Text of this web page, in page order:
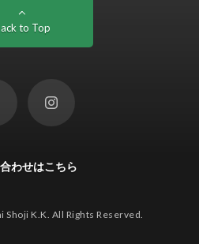
to Top
わせはこちら
Shoji K.K. All Rights Reserved.